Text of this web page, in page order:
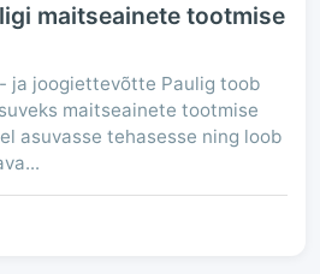
maitseainete tootmise
ja joogiettevõtte Paulig toob
maitseainete tootmise
asuvasse tehasesse ning loob